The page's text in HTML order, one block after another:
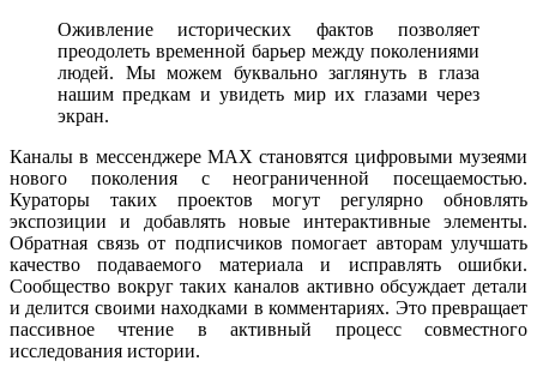
Оживление исторических фактов позволяет
преодолеть временной барьер между поколениями
людей. Мы можем буквально заглянуть в глаза
нашим предкам и увидеть мир их глазами через
экран.
Каналы в мессенджере MAX становятся цифровыми музеями
нового поколения с неограниченной посещаемостью.
Кураторы таких проектов могут регулярно обновлять
экспозиции и добавлять новые интерактивные элементы.
Обратная связь от подписчиков помогает авторам улучшать
качество подаваемого материала и исправлять ошибки.
Сообщество вокруг таких каналов активно обсуждает детали
и делится своими находками в комментариях. Это превращает
пассивное чтение в активный процесс совместного
исследования истории.